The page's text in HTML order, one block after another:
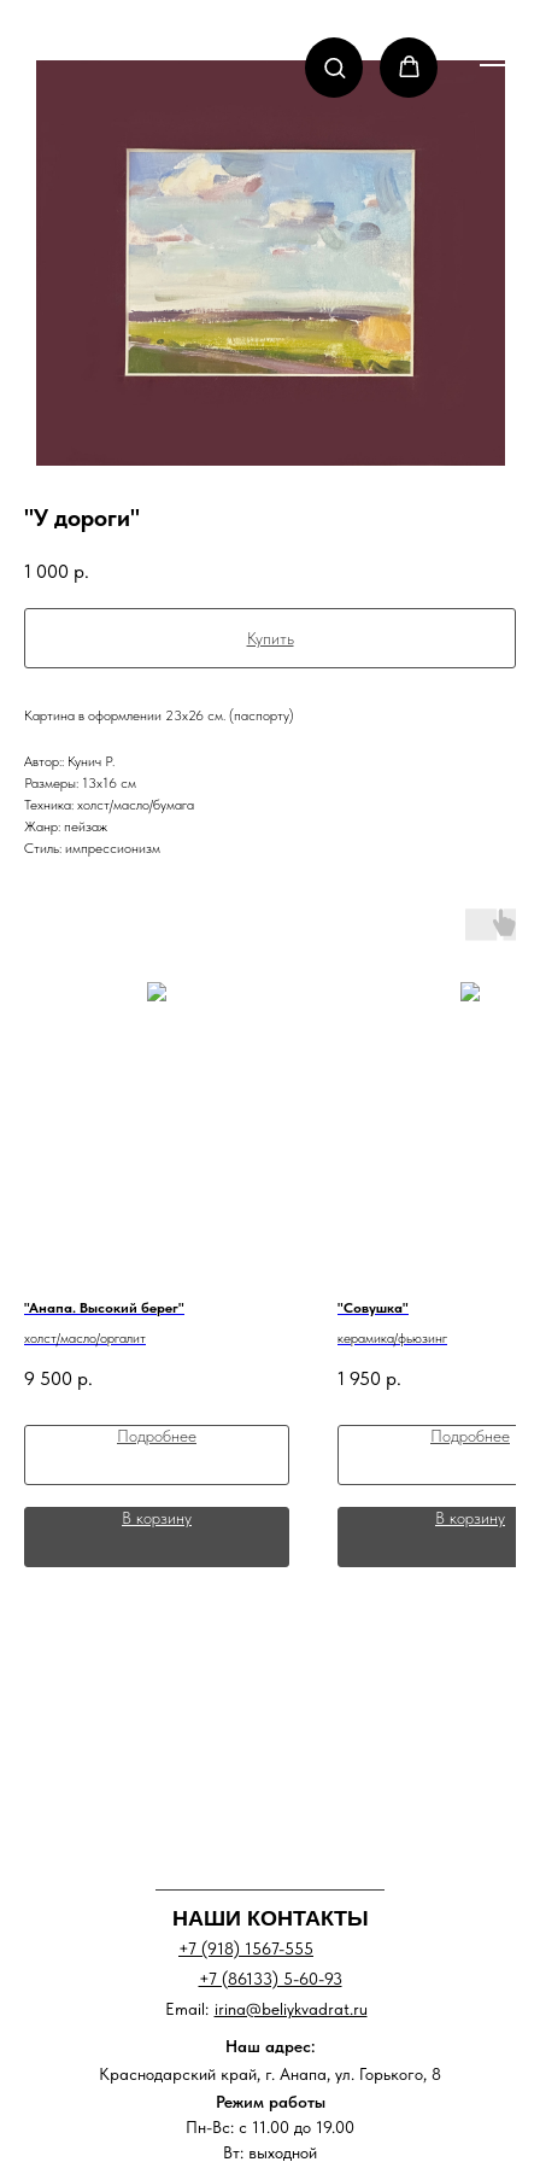
"У дороги"
1 000 р.
Купить
Картина в оформлении 23х26 см. (паспорту)
Автор:: Кунич Р.
Размеры: 13х16 см
Техника: холст/масло/бумага
Жанр: пейзаж
Стиль: импрессионизм
"Анапа. Высокий берег"
холст/масло/оргалит
9 500 р.
Подробнее
В корзину
"Совушка"
керамика/фьюзинг
1 950 р.
Подробнее
В корзину
НАШИ КОНТАКТЫ
+7 (918) 1567-555
+7 (86133) 5-60-93
Наш адрес:
Краснодарский край, г. Анапа, ул. Горького, 8
Режим работы
Пн-Вс: с 11.00 до 19.00
Вт: выходной
irina@beliykvadrat.ru
Email: